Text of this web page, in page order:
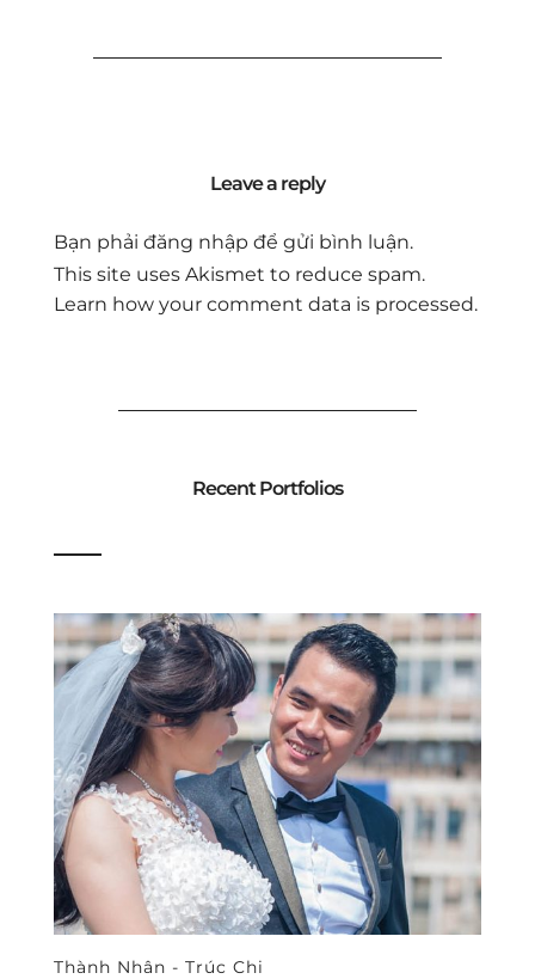
Leave a reply
Bạn phải đăng nhập để gửi bình luận.
This site uses Akismet to reduce spam.
Learn how your comment data is processed.
Recent Portfolios
Thành Nhân - Trúc Chi